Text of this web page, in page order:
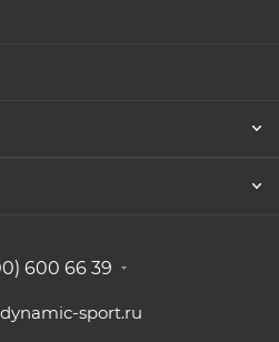
600 66 39
sport.ru